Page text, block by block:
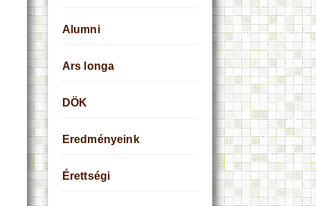
Alumni
Ars longa
DÖK
Eredményeink
Érettségi